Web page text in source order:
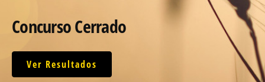
Concurso Cerrado
Ver Resultados